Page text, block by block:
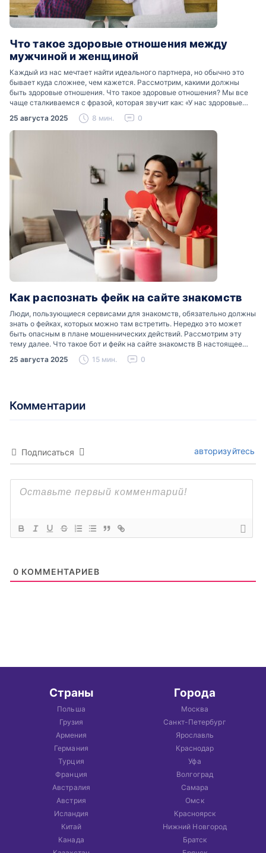
Что такое здоровые отношения между
мужчиной и женщиной
Каждый из нас мечтает найти идеального партнера, но обычно это
бывает куда сложнее, чем кажется. Рассмотрим, какими должны
быть здоровые отношения. Что такое здоровые отношения? Мы все
чаще сталкиваемся с фразой, которая звучит как: «У нас здоровые
отношения». Что именно подразумевается…
25 августа 2025 8 мин. 0
Как распознать фейк на сайте знакомств
Люди, пользующиеся сервисами для знакомств, обязательно должны
знать о фейках, которых можно там встретить. Нередко это может
быть опасным в плане мошеннических действий. Рассмотрим эту
тему далее. Что такое бот и фейк на сайте знакомств В настоящее
время можно встретить свою…
25 августа 2025 15 мин. 0
Комментарии
Подписаться авторизуйтесь
0 КОММЕНТАРИЕВ
Страны
Польша
Грузия
Армения
Германия
Турция
Франция
Австралия
Австрия
Исландия
Китай
Канада
Города
Москва
Санкт-Петербург
Ярославль
Краснодар
Уфа
Волгоград
Самара
Омск
Красноярск
Нижний Новгород
Братск